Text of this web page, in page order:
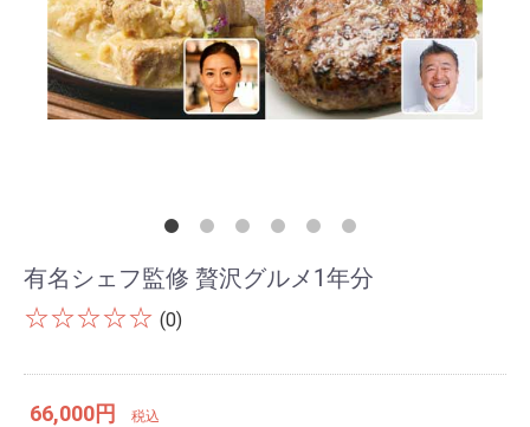
有名シェフ監修 贅沢グルメ1年分
☆☆☆☆☆ (0)
66,000円 税込